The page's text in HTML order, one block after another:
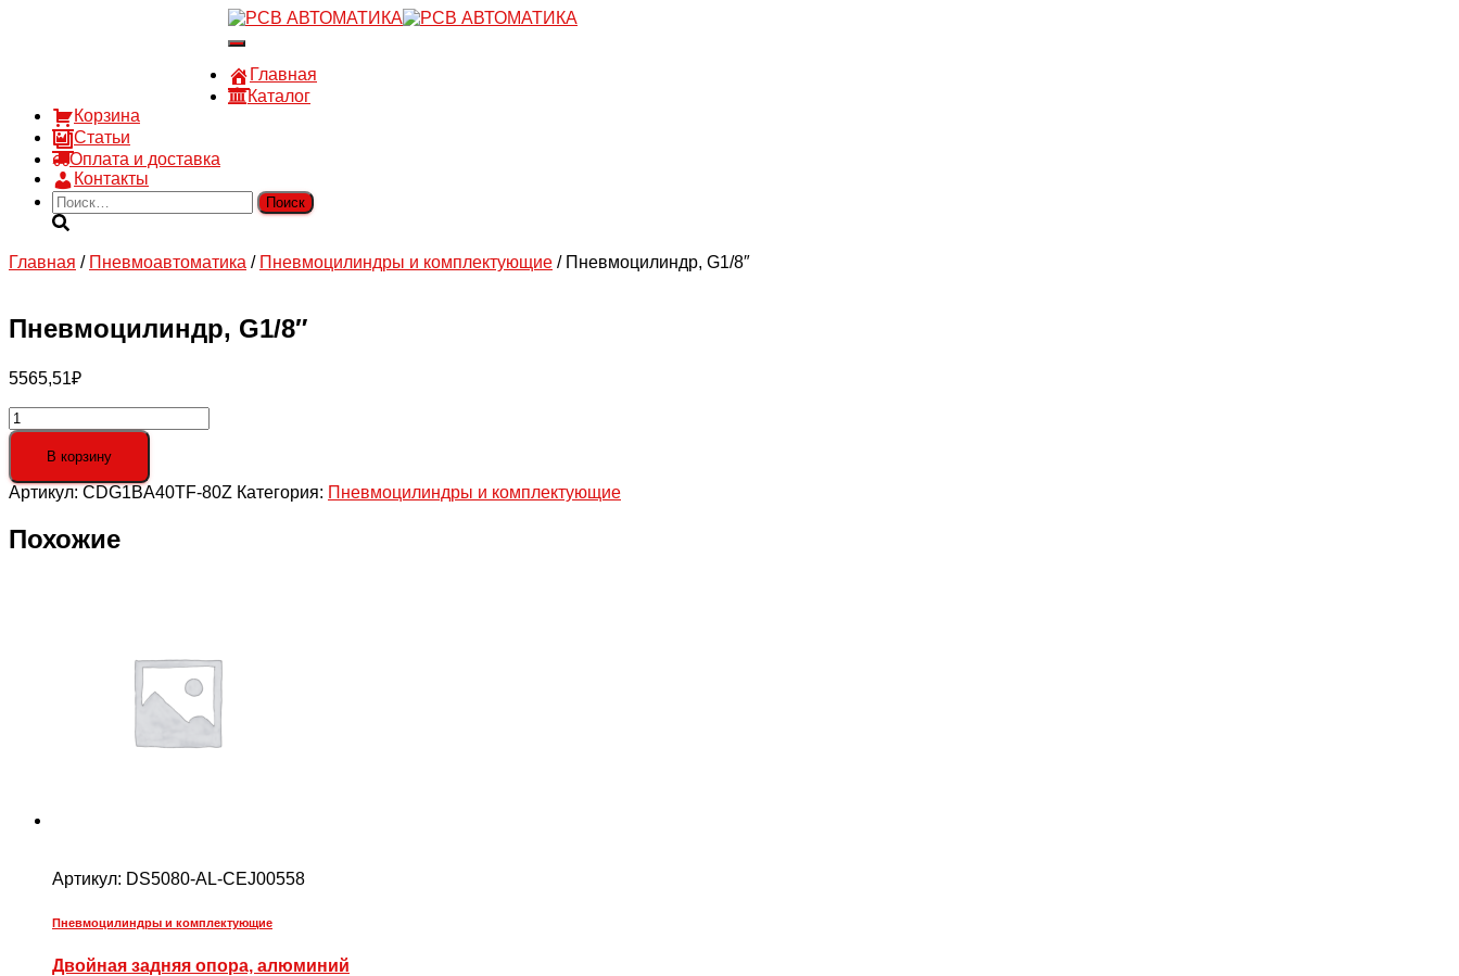
sales@rsvautomatic.ru
Войти
Переключить
навигацию
Главная
Каталог
Корзина
Статьи
Оплата и доставка
Контакты
Найти:
Главная / Пневмоавтоматика / Пневмоцилиндры и комплектующие / Пневмоцилиндр, G1/8″
Пневмоцилиндр, G1/8″
5565,51₽
Количество
товара
Пневмоцилиндр,
G1/8"
В корзину
Артикул: CDG1BA40TF-80Z Категория: Пневмоцилиндры и комплектующие
Похожие
Артикул: DS5080-AL-CEJ00558
Пневмоцилиндры и комплектующие
Двойная задняя опора, алюминий